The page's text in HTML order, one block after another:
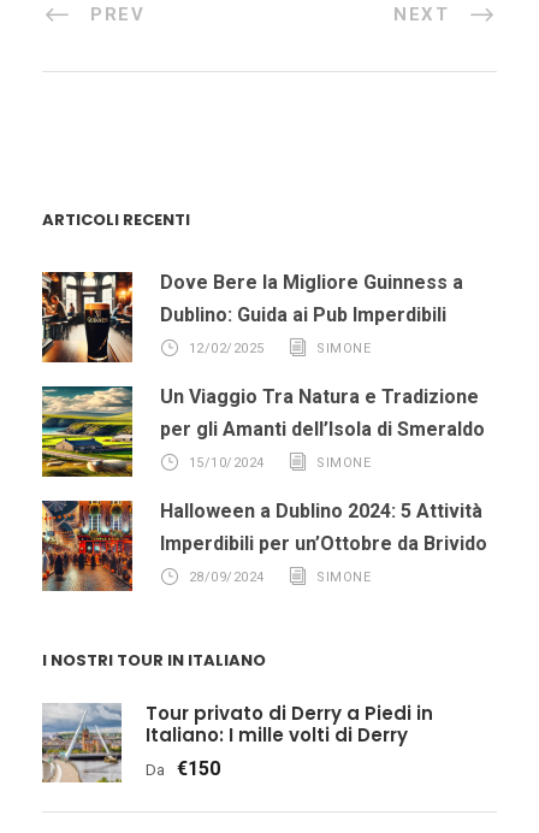
PREV NEXT
ARTICOLI RECENTI
Dove Bere la Migliore Guinness a
Dublino: Guida ai Pub Imperdibili
12/02/2025 SIMONE
Un Viaggio Tra Natura e Tradizione
per gli Amanti dell’Isola di Smeraldo
15/10/2024 SIMONE
Halloween a Dublino 2024: 5 Attività
Imperdibili per un’Ottobre da Brivido
28/09/2024 SIMONE
I NOSTRI TOUR IN ITALIANO
Tour privato di Derry a Piedi in
Italiano: I mille volti di Derry
Da €150